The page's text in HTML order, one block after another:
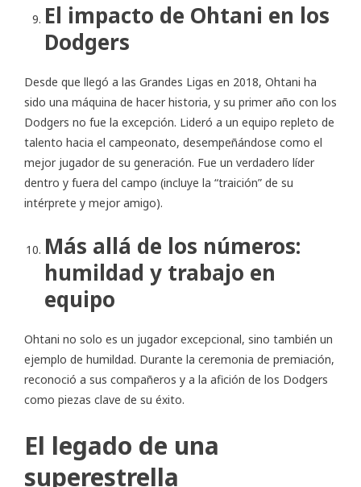
El impacto de Ohtani en los
Dodgers
Desde que llegó a las Grandes Ligas en 2018, Ohtani ha
sido una máquina de hacer historia, y su primer año con los
Dodgers no fue la excepción. Lideró a un equipo repleto de
talento hacia el campeonato, desempeñándose como el
mejor jugador de su generación. Fue un verdadero líder
dentro y fuera del campo (incluye la “traición” de su
intérprete y mejor amigo).
Más allá de los números:
humildad y trabajo en
equipo
Ohtani no solo es un jugador excepcional, sino también un
ejemplo de humildad. Durante la ceremonia de premiación,
reconoció a sus compañeros y a la afición de los Dodgers
como piezas clave de su éxito.
El legado de una
superestrella